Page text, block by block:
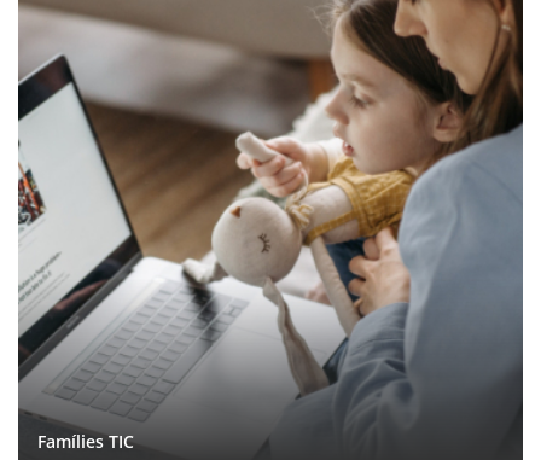
Famílies TIC